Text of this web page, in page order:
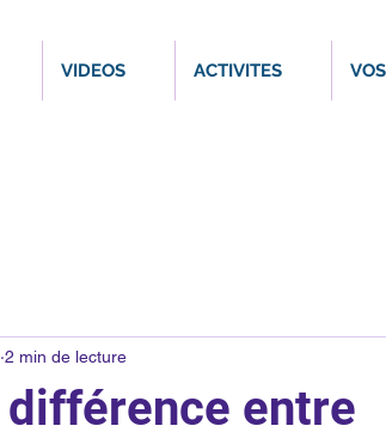
VIDEOS ACTIVITES
entre
2 min de lecture